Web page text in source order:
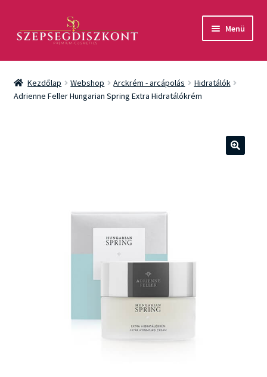
aa
Menü
Akció
Csomagok
Kezdőlap Webshop Arckrém - arcápolás
Hidratálók
Adrienne Feller Hungarian Spring Extra Hidratálókrém